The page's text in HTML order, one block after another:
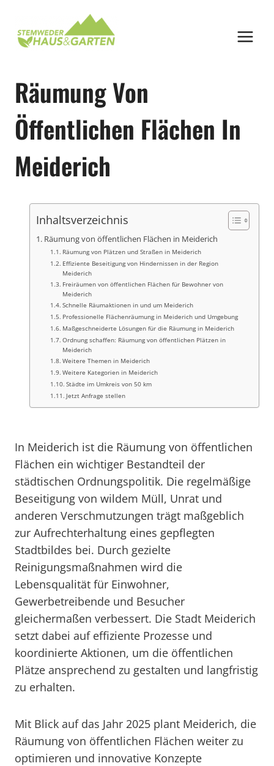
springen
Räumung Von
Öffentlichen Flächen In
Meiderich
Inhaltsverzeichnis
Räumung von öffentlichen Flächen in Meiderich
Räumung von Plätzen und Straßen in Meiderich
Effiziente Beseitigung von Hindernissen in der Region
Meiderich
Freiräumen von öffentlichen Flächen für Bewohner von
Meiderich
Schnelle Räumaktionen in und um Meiderich
Professionelle Flächenräumung in Meiderich und Umgebung
Maßgeschneiderte Lösungen für die Räumung in Meiderich
Ordnung schaffen: Räumung von öffentlichen Plätzen in
Meiderich
Weitere Themen in Meiderich
Weitere Kategorien in Meiderich
Städte im Umkreis von 50 km
Jetzt Anfrage stellen
In Meiderich ist die Räumung von öffentlichen
Flächen ein wichtiger Bestandteil der
städtischen Ordnungspolitik. Die regelmäßige
Beseitigung von wildem Müll, Unrat und
anderen Verschmutzungen trägt maßgeblich
zur Aufrechterhaltung eines gepflegten
Stadtbildes bei. Durch gezielte
Reinigungsmaßnahmen wird die
Lebensqualität für Einwohner,
Gewerbetreibende und Besucher
gleichermaßen verbessert. Die Stadt Meiderich
setzt dabei auf effiziente Prozesse und
koordinierte Aktionen, um die öffentlichen
Plätze ansprechend zu gestalten und langfristig
zu erhalten.
Mit Blick auf das Jahr 2025 plant Meiderich, die
Räumung von öffentlichen Flächen weiter zu
optimieren und innovative Konzepte